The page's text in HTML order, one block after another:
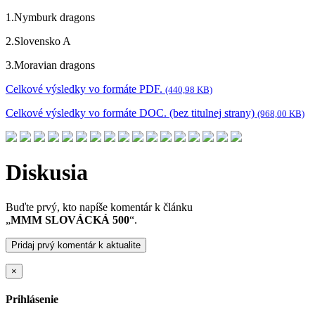
1.Nymburk dragons
2.Slovensko A
3.Moravian dragons
Celkové výsledky vo formáte PDF. (440,98 KB)
Celkové výsledky vo formáte DOC. (bez titulnej strany) (968,00 KB)
Diskusia
Buďte prvý, kto napíše komentár k článku
„MMM SLOVÁCKÁ 500“.
Pridaj prvý komentár k aktualite
×
Prihlásenie